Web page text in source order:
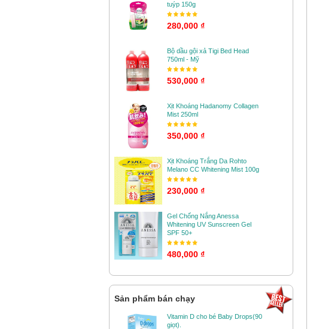
tuýp 150g
280,000 ₫
Bộ dầu gội xả Tigi Bed Head
750ml - Mỹ
530,000 ₫
Xịt Khoáng Hadanomy Collagen
Mist 250ml
350,000 ₫
Xịt Khoáng Trắng Da Rohto
Melano CC Whitening Mist 100g
230,000 ₫
Gel Chống Nắng Anessa
Whitening UV Sunscreen Gel
SPF 50+
480,000 ₫
Sản phẩm bán chạy
Vitamin D cho bé Baby Drops(90
giọt).